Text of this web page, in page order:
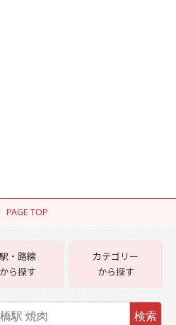
PAGE TOP
駅・路線
から探す
カテゴリー
から探す
検索